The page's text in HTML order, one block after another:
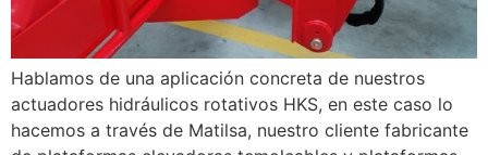
Hablamos de una aplicación concreta de nuestros
actuadores hidráulicos rotativos HKS, en este caso lo
hacemos a través de Matilsa, nuestro cliente fabricante